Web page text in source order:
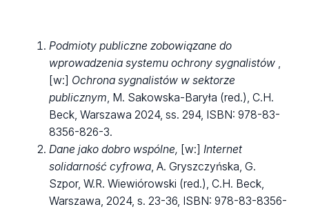
Podmioty publiczne zobowiązane do
wprowadzenia systemu ochrony sygnalistów ,
[w:] Ochrona sygnalistów w sektorze
publicznym, M. Sakowska-Baryła (red.), C.H.
Beck, Warszawa 2024, ss. 294, ISBN: 978-83-
8356-826-3.
Dane jako dobro wspólne, [w:]Internet
solidarność cyfrowa, A. Gryszczyńska, G.
Szpor, W.R. Wiewiórowski (red.), C.H. Beck,
Warszawa, 2024, s. 23-36, ISBN: 978-83-8356-